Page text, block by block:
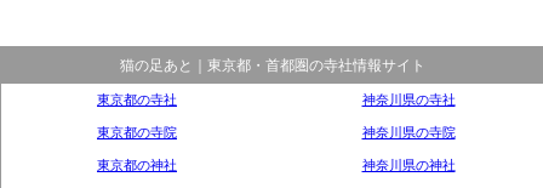
猫の足あと｜東京都・首都圏の寺社情報サイト
東京都の寺社
東京都の寺院
東京都の神社
神奈川県の寺社
神奈川県の寺院
神奈川県の神社